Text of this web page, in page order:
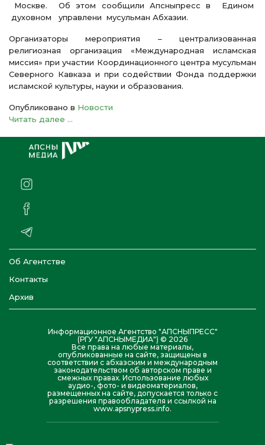
Москве. Об этом сообщили Апсныпресс в Едином
духовном управлени мусульман Абхазии.
Организаторы мероприятия – централизованная
религиозная организация «Международная исламская
миссия» при участии Координационного центра мусульман
Северного Кавказа и при содействии Фонда поддержки
исламской культуры, науки и образования.
Опубликовано в Новости
Читать далее ...
Об Агентстве
Контакты
Архив
Информационное Агентство "АПСНЫПРЕСС"
(РГУ "АПСНЫМЕДИА") © 2026
Все права на любые материалы,
опубликованные на сайте, защищены в
соответствии с абхазским и международным
законодательством об авторском праве и
смежных правах. Использование любых
аудио-, фото- и видеоматериалов,
размещенных на сайте, допускается только с
разрешения правообладателя и ссылкой на
www.apsnypress.info.